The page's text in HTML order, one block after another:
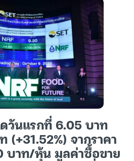
วันแรกที่ 6.05 บาท
(+31.52%) จากราคา
บาท/หุ้น มูลค่าซื้อขาย